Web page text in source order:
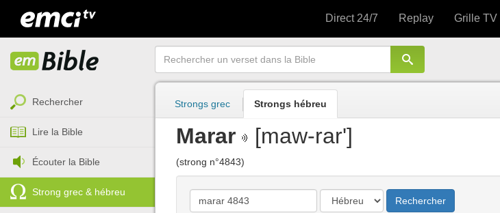
Direct 24/7 Replay Grille TV
Rechercher
Lire la Bible
Écouter la Bible
Strong grec & hébreu
Strongs grec Strongs hébreu
Marar [maw-rar']
(strong n°4843)
Rechercher